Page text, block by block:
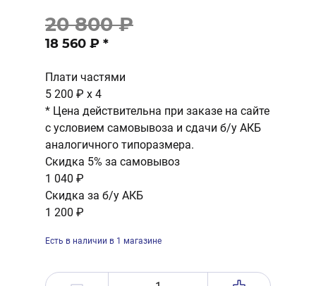
20 800 ₽
18 560 ₽ *
Плати частями
5 200 ₽ x 4
* Цена действительна при заказе на сайте
с условием самовывоза и сдачи б/у АКБ
аналогичного типоразмера.
Скидка 5% за самовывоз
1 040 ₽
Скидка за б/у АКБ
1 200 ₽
Есть в наличии в 1 магазине